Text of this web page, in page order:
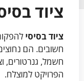
ציוד
ציוד בסיסי
חשובים. הם
חשמל, גנרטורים,
הפרויקט למוצלח.